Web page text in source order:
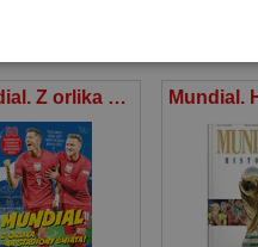
Mundial. Z orlika na stadiony świata!